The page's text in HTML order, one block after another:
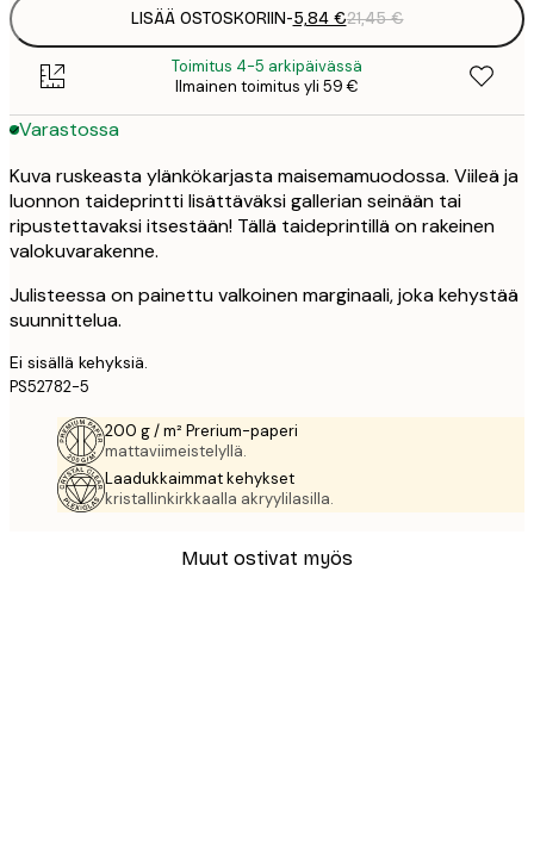
LISÄÄ OSTOSKORIIN-5,84 €21,45 €
Toimitus 4-5 arkipäivässä
Ilmainen toimitus yli 59 €
Varastossa
Kuva ruskeasta ylänkökarjasta maisemamuodossa. Viileä ja
luonnon taideprintti lisättäväksi gallerian seinään tai
ripustettavaksi itsestään! Tällä taideprintillä on rakeinen
valokuvarakenne.
Julisteessa on painettu valkoinen marginaali, joka kehystää
suunnittelua.
Ei sisällä kehyksiä.
PS52782-5
200 g / m² Prerium-paperi
mattaviimeistelyllä.
Laadukkaimmat kehykset
kristallinkirkkaalla akryylilasilla.
Muut ostivat myös